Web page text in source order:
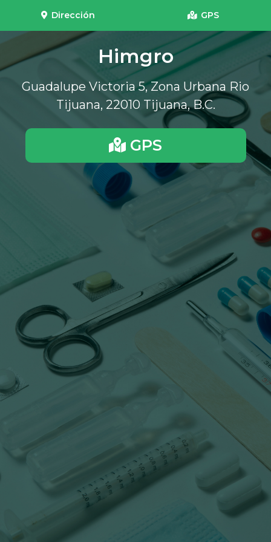
Dirección GPS
Himgro
Guadalupe Victoria 5, Zona Urbana Rio
Tijuana, 22010 Tijuana, B.C.
GPS